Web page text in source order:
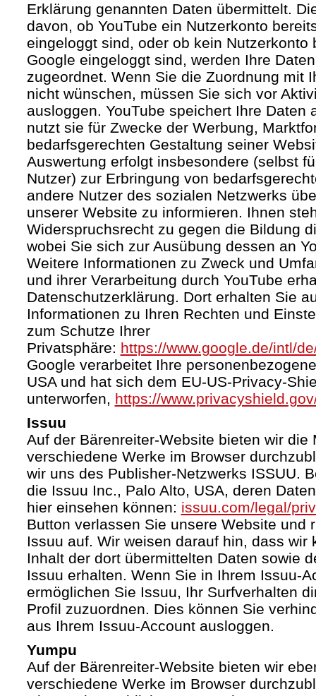
Erklärung genannten Daten übermittelt.
davon, ob YouTube ein Nutzerkonto
eingeloggt sind, oder ob kein Nutzerkonto
Google eingeloggt sind, werden Ihre
zugeordnet. Wenn Sie die Zuordnung mit
nicht wünschen, müssen Sie sich vor
ausloggen. YouTube speichert Ihre Daten
nutzt sie für Zwecke der Werbung,
bedarfsgerechten Gestaltung seiner
Auswertung erfolgt insbesondere (selbst
Nutzer) zur Erbringung von
andere Nutzer des sozialen Netzwerks
unserer Website zu informieren. Ihnen
Widerspruchsrecht zu gegen die Bildung
wobei Sie sich zur Ausübung dessen an
Weitere Informationen zu Zweck und
und ihrer Verarbeitung durch YouTube
Datenschutzerklärung. Dort erhalten Sie
Informationen zu Ihren Rechten und
zum Schutze Ihrer
Privatsphäre: https://www.google.de/intl/
Google verarbeitet Ihre
USA und hat sich dem EU-US-Privacy-
unterworfen, https://
Issuu
Auf der Bärenreiter-Website bieten wir die
verschiedene Werke im Browser
wir uns des Publisher-Netzwerks ISSUU.
die Issuu Inc., Palo Alto, USA, deren
hier einsehen können: issuu.com/legal/
Button verlassen Sie unsere Website und
Issuu auf. Wir weisen darauf hin, dass wir
Inhalt der dort übermittelten Daten sowie
Issuu erhalten. Wenn Sie in Ihrem Issuu-
ermöglichen Sie Issuu, Ihr Surfverhalten
Profil zuzuordnen. Dies können Sie
aus Ihrem Issuu-Account ausloggen.
Yumpu
Auf der Bärenreiter-Website bieten wir
verschiedene Werke im Browser